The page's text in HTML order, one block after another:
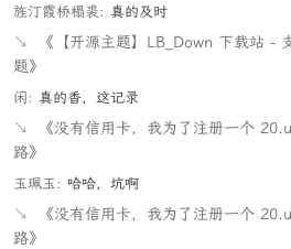
旌汀霞桥榻裘: 真的及时
↘
《【开源主题】LB_Down 下载站
题》
闲: 真的香，这记录
↘
《没有信用卡，我为了注册一个
路》
玉珮玉: 哈哈，坑啊
↘
《没有信用卡，我为了注册一个
路》